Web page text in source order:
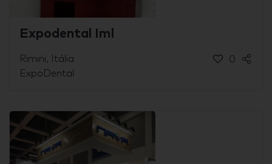
Expodental Iml
Rimini, Itália
ExpoDental
0